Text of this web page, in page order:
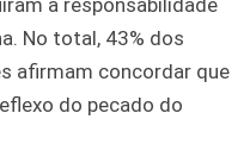
No total, 43% dos
afirmam concordar que
do pecado do